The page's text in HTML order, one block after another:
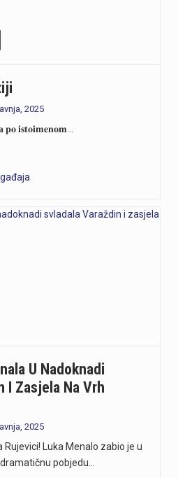
2025
𝐩𝐨 𝐢𝐬𝐭𝐨𝐢𝐦𝐞𝐧𝐨𝐦…
U Nadoknadi
I Zasjela Na Vrh
2025
Rujevici! Luka Menalo zabio je u
pobjedu…